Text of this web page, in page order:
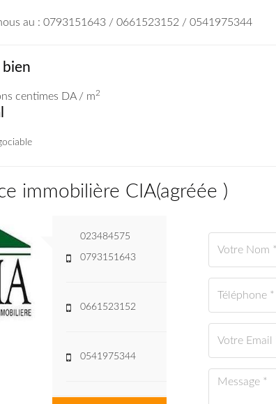
au : 0793151643 / 0661523152 / 0541975344
bien
centimes DA/ m2
immobilière CIA(agréée )
023484575
0793151643
0661523152
0541975344